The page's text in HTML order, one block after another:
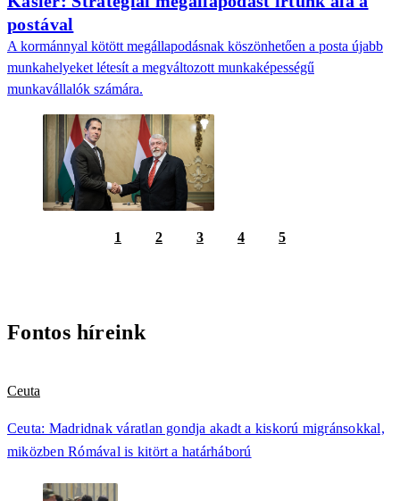
postával
A kormánnyal kötött megállapodásnak köszönhetően a posta újabb
munkahelyeket létesít a megváltozott munkaképességű
munkavállalók számára.
1 2 3 4 5
Fontos híreink
Ceuta
Ceuta: Madridnak váratlan gondja akadt a kiskorú migránsokkal,
miközben Rómával is kitört a határháború